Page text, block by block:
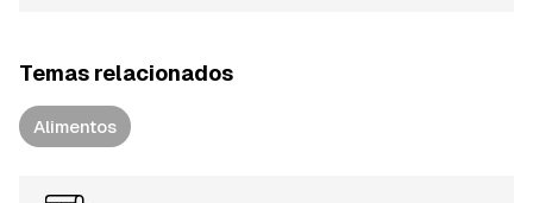
Temas relacionados
Alimentos